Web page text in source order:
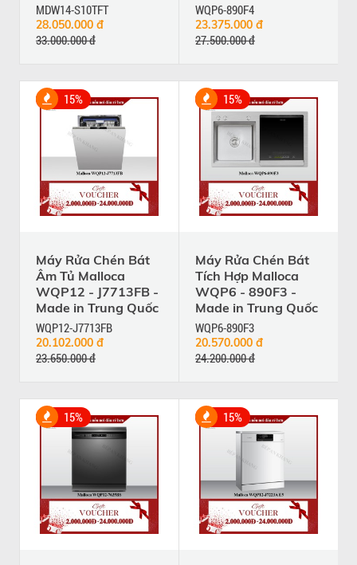
MDW14-S10TFT
28.050.000 đ
33.000.000 đ
WQP6-890F4
23.375.000 đ
27.500.000 đ
15%
Máy Rửa Chén Bát
Âm Tủ Malloca
WQP12 - J7713FB -
Made in Trung Quốc
WQP12-J7713FB
20.102.000 đ
23.650.000 đ
15%
Máy Rửa Chén Bát
Tích Hợp Malloca
WQP6 - 890F3 -
Made in Trung Quốc
WQP6-890F3
20.570.000 đ
24.200.000 đ
15% 15%